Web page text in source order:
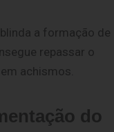
a formação de
repassar o
achismos.
do